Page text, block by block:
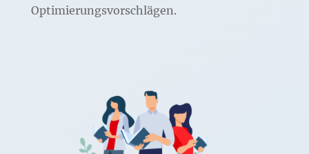
Optimierungsvorschlägen.